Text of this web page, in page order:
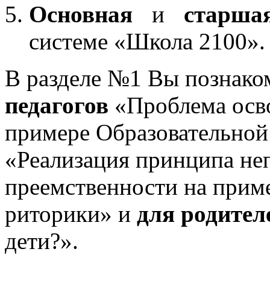
Основная и
системе «Школа 2100».
В разделе №1 Вы
педагогов «Проблема
примере
«Реализация принципа
преемственности на
риторики» и для
дети?».